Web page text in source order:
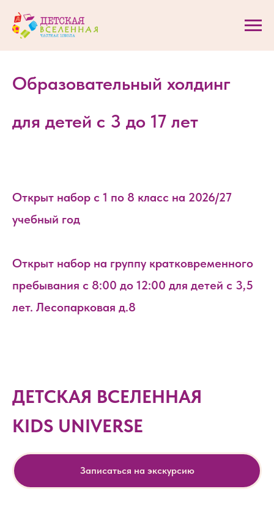
Образовательный холдинг
для детей с 3 до 17 лет
Открыт набор с 1 по 8 класс на 2026/27
учебный год
Открыт набор на группу кратковременного
пребывания с 8:00 до 12:00 для детей с 3,5
лет. Лесопарковая д.8
ДЕТСКАЯ ВСЕЛЕННАЯ
KIDS UNIVERSE
Записаться на экскурсию